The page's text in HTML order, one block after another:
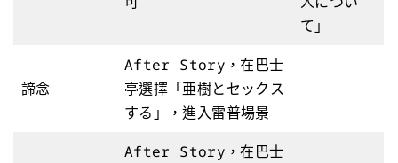
て」
諦念
After Story，在巴士
亭選擇「亜樹とセックス
する」，進入雷普場景
After Story，在巴士